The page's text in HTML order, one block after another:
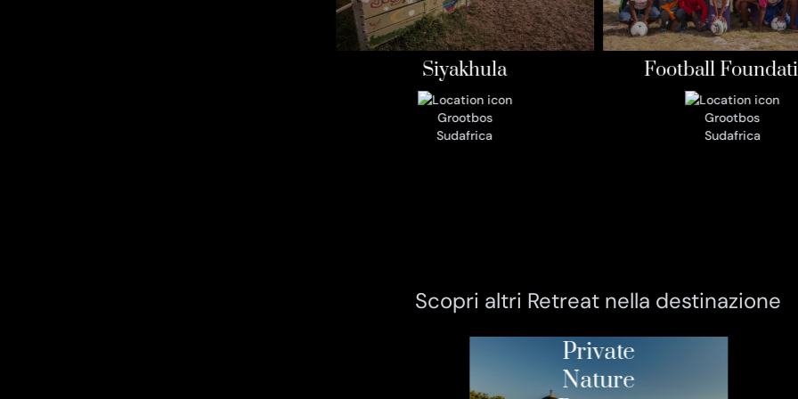
Siyakhula
Grootbos
Sudafrica
Football
Grootbos
Sudafrica
Scopri altri Retreat nella destinazione
Private
Nature